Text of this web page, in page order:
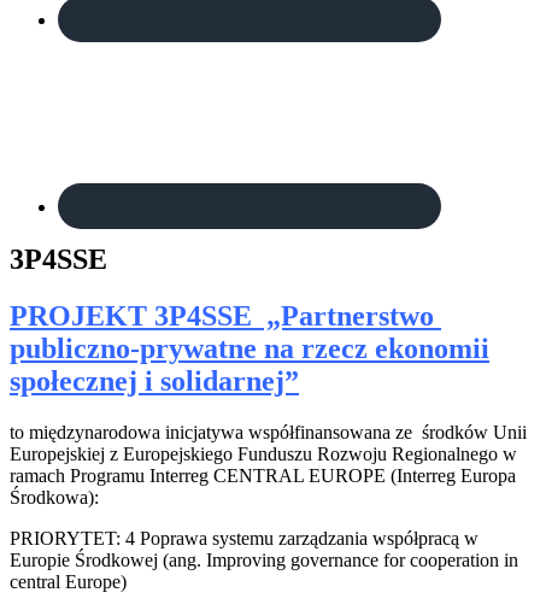
3P4SSE
PROJEKT 3P4SSE „Partnerstwo
publiczno-prywatne na rzecz ekonomii
społecznej i solidarnej”
to międzynarodowa inicjatywa współfinansowana ze środków Unii
Europejskiej z Europejskiego Funduszu Rozwoju Regionalnego w
ramach Programu Interreg CENTRAL EUROPE (Interreg Europa
Środkowa):
PRIORYTET: 4 Poprawa systemu zarządzania współpracą w
Europie Środkowej (ang. Improving governance for cooperation in
central Europe)